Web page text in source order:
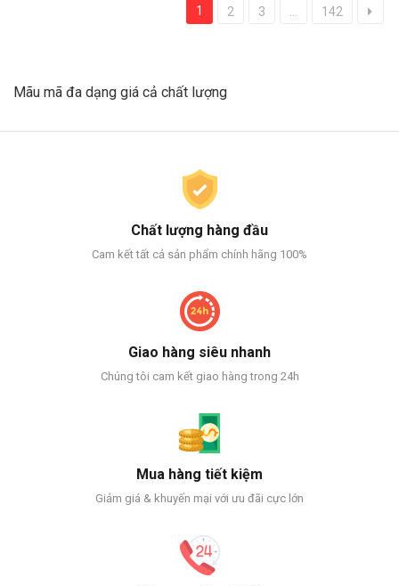
1 2 3 142
Mãu mã đa dạng giá cả chất lượng
Chất lượng hàng đầu
Cam kết tất cả sản phẩm chính hãng 100%
Giao hàng siêu nhanh
Chúng tôi cam kết giao hàng trong 24h
Mua hàng tiết kiệm
Giảm giá & khuyến mại với ưu đãi cực lớn